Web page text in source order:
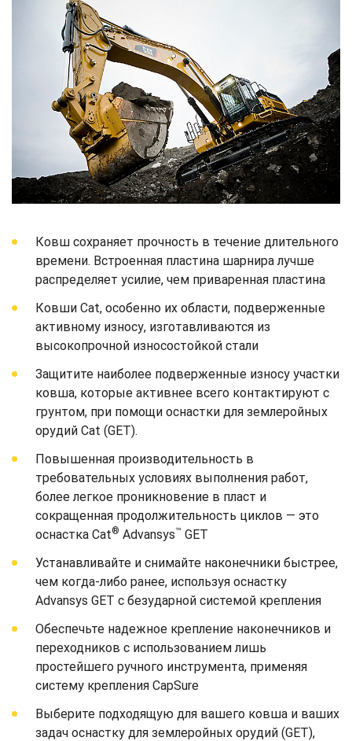
Ковш сохраняет прочность в течение длительного
времени. Встроенная пластина шарнира лучше
распределяет усилие, чем приваренная пластина
Ковши Cat, особенно их области, подверженные
активному износу, изготавливаются из
высокопрочной износостойкой стали
Защитите наиболее подверженные износу участки
ковша, которые активнее всего контактируют с
грунтом, при помощи оснастки для землеройных
орудий Cat (GET).
Повышенная производительность в
требовательных условиях выполнения работ,
более легкое проникновение в пласт и
сокращенная продолжительность циклов — это
оснастка Cat® Advansys™ GET
Устанавливайте и снимайте наконечники быстрее,
чем когда-либо ранее, используя оснастку
Advansys GET с безударной системой крепления
Обеспечьте надежное крепление наконечников и
переходников с использованием лишь
простейшего ручного инструмента, применяя
систему крепления CapSure
Выберите подходящую для вашего ковша и ваших
задач оснастку для землеройных орудий (GET),